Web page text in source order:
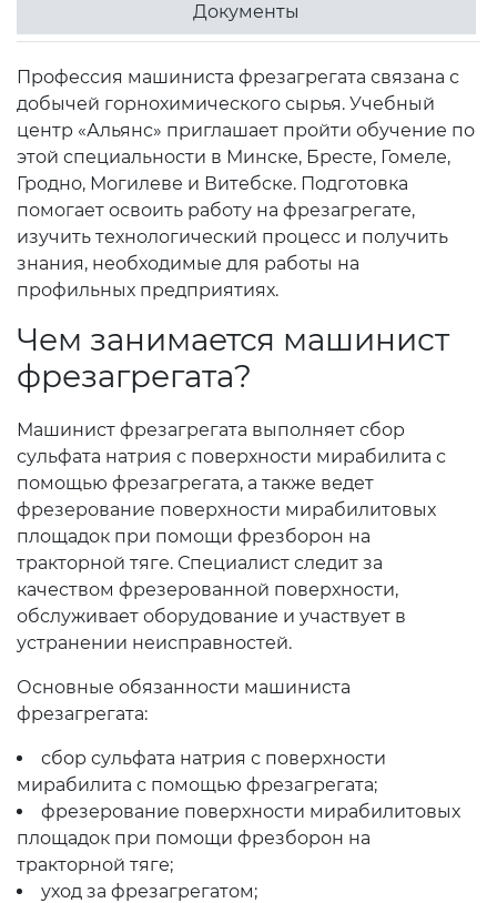
Документы
Профессия машиниста фрезагрегата связана с
добычей горнохимического сырья. Учебный
центр «Альянс» приглашает пройти обучение по
этой специальности в Минске, Бресте, Гомеле,
Гродно, Могилеве и Витебске. Подготовка
помогает освоить работу на фрезагрегате,
изучить технологический процесс и получить
знания, необходимые для работы на
профильных предприятиях.
Чем занимается машинист
фрезагрегата?
Машинист фрезагрегата выполняет сбор
сульфата натрия с поверхности мирабилита с
помощью фрезагрегата, а также ведет
фрезерование поверхности мирабилитовых
площадок при помощи фрезборон на
тракторной тяге. Специалист следит за
качеством фрезерованной поверхности,
обслуживает оборудование и участвует в
устранении неисправностей.
Основные обязанности машиниста
фрезагрегата:
сбор сульфата натрия с поверхности
мирабилита с помощью фрезагрегата;
фрезерование поверхности мирабилитовых
площадок при помощи фрезборон на
тракторной тяге;
уход за фрезагрегатом;